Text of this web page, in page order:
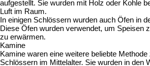
aufgestellt. Sie wurden mit Holz oder Kohle
Luft im Raum.
In einigen Schlössern wurden auch Öfen in
Diese Öfen wurden verwendet, um Speisen
zu erwärmen.
Kamine
Kamine waren eine weitere beliebte
Schlössern im Mittelalter. Sie wurden in den